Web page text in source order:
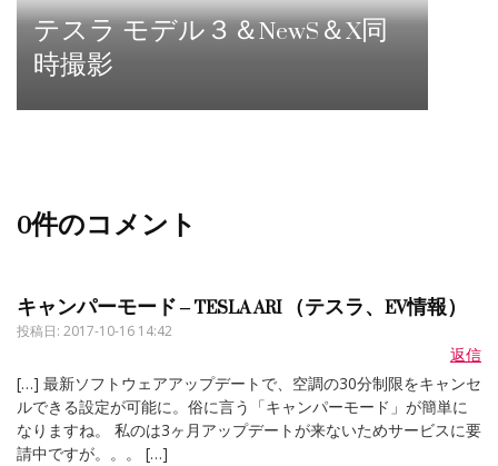
テスラ モデル３＆NewS＆X同
時撮影
0件のコメント
キャンパーモード – TESLA ARI （テスラ、EV情報）
投稿日: 2017-10-16 14:42
返信
[…] 最新ソフトウェアアップデートで、空調の30分制限をキャンセ
ルできる設定が可能に。俗に言う「キャンパーモード」が簡単に
なりますね。 私のは3ヶ月アップデートが来ないためサービスに要
請中ですが。。。 […]